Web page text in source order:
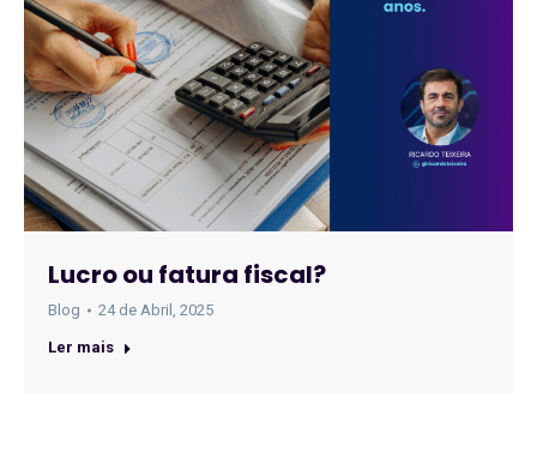
Lucro ou fatura fiscal?
Blog 24 de Abril, 2025
Ler mais